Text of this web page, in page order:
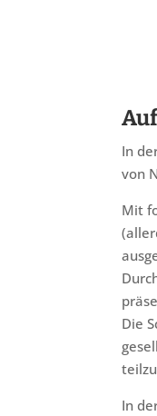
In
von
Mit
Die
In